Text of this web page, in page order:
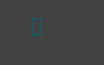

